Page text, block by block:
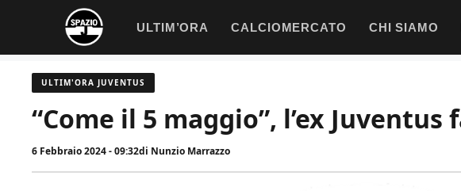
contenuto
ULTIM’ORA CALCIOMERCATO CHI SIAMO
ULTIM'ORA JUVENTUS
“Come il 5 maggio”, l’ex
6 Febbraio 2024 - 09:32di Nunzio Marrazzo